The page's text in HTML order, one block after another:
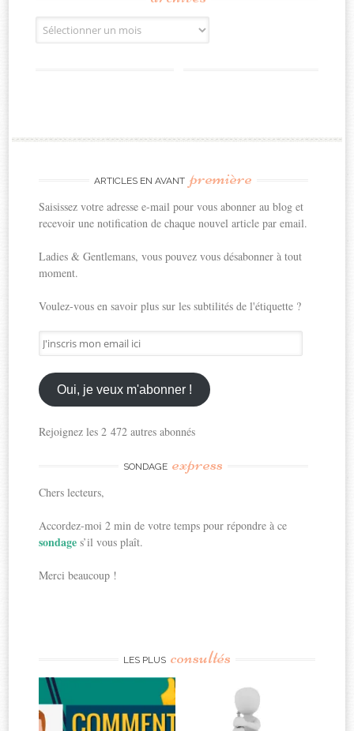
Archives
ARTICLES EN AVANT première
Saisissez votre adresse e-mail pour vous abonner au blog et
recevoir une notification de chaque nouvel article par email.
Ladies & Gentlemans, vous pouvez vous désabonner à tout
moment.
Voulez-vous en savoir plus sur les subtilités de l'étiquette ?
J'inscris
mon
email
ici
Oui, je veux m'abonner !
Rejoignez les 2 472 autres abonnés
SONDAGE express
Chers lecteurs,
Accordez-moi 2 min de votre temps pour répondre à ce
sondages’il vous plaît.
Merci beaucoup !
LES PLUS consultés